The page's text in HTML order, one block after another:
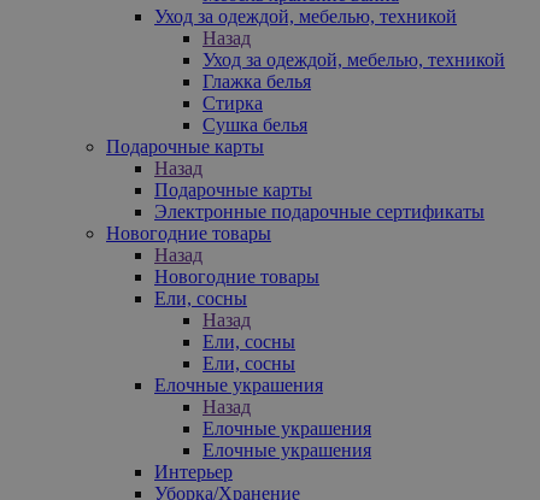
Уход за одеждой, мебелью, техникой
Назад
Уход за одеждой, мебелью, техникой
Глажка белья
Стирка
Сушка белья
Подарочные карты
Назад
Подарочные карты
Электронные подарочные сертификаты
Новогодние товары
Назад
Новогодние товары
Ели, сосны
Назад
Ели, сосны
Ели, сосны
Елочные украшения
Назад
Елочные украшения
Елочные украшения
Интерьер
Уборка/Хранение